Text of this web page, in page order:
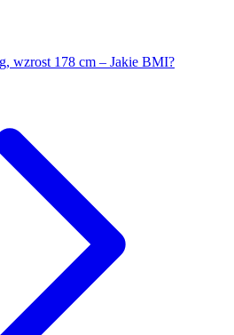
wzrost 178 cm – Jakie BMI?